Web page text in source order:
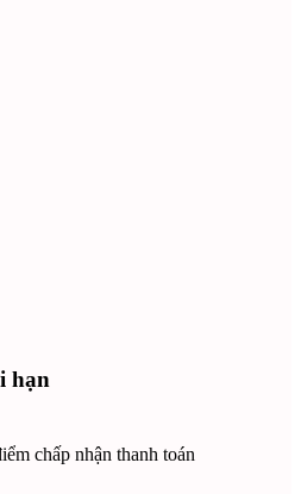
hạn
chấp nhận thanh toán